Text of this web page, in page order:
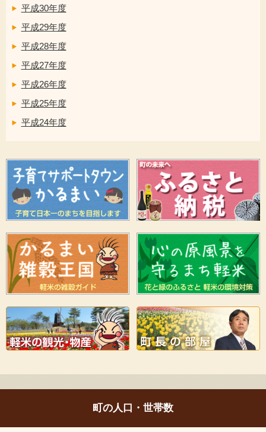
平成30年度
平成29年度
平成28年度
平成27年度
平成26年度
平成25年度
平成24年度
町の人口・世帯数